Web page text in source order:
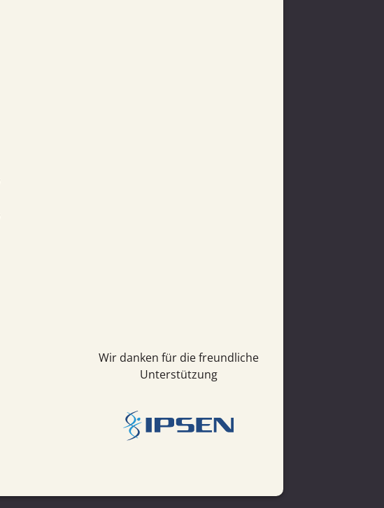
Wir danken für die freundliche
Unterstützung